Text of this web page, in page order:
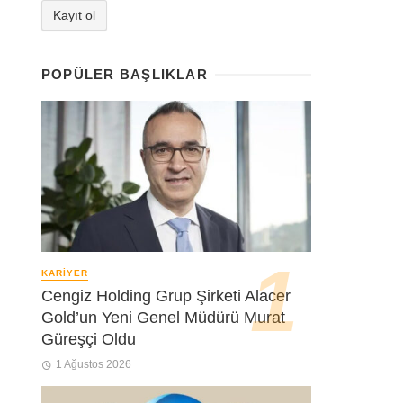
POPÜLER BAŞLIKLAR
KARIYER
Cengiz Holding Grup Şirketi Alacer
Gold’un Yeni Genel Müdürü Murat
Güreşçi Oldu
1 Ağustos 2026